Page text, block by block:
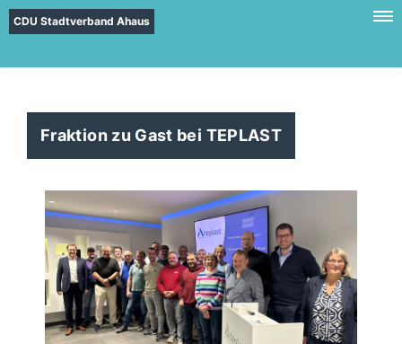
CDU Stadtverband Ahaus
Fraktion zu Gast bei TEPLAST